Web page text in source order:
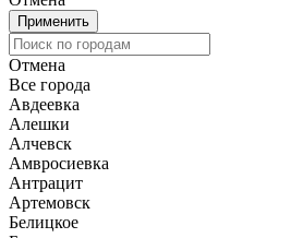
Применить
Отмена
Все города
Авдеевка
Алешки
Алчевск
Амвросиевка
Антрацит
Артемовск
Белицкое